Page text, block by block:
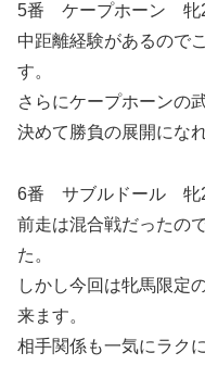
5番 ケープホーン
中距離経験があるので
す。
さらにケープホーンの
決めて勝負の展開にな
6番 サブルドール
前走は混合戦だったの
た。
しかし今回は牝馬限定
来ます。
相手関係も一気にラク